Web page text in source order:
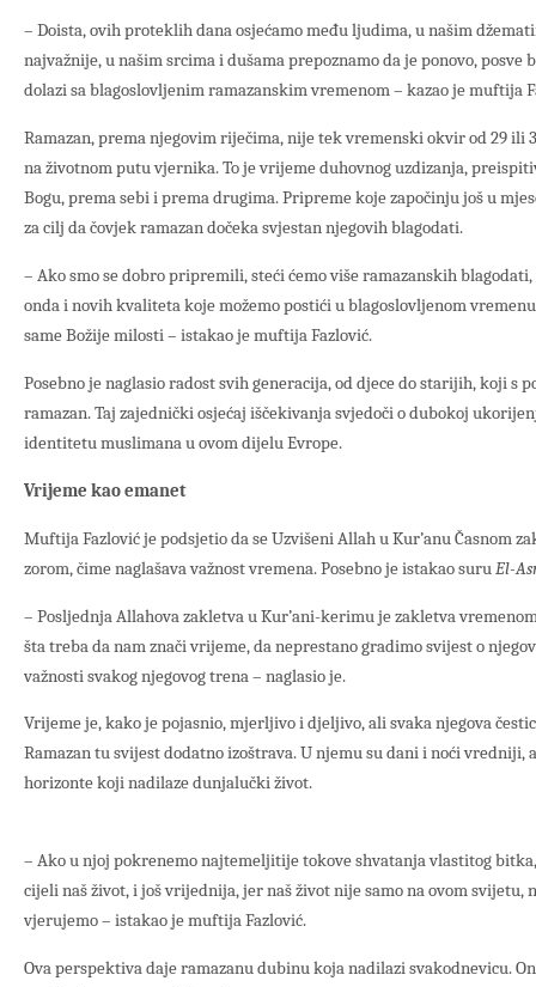
– Doista, ovih proteklih dana osjećamo među ljudima, u našim
najvažnije, u našim srcima i dušama prepoznamo da je ponovo,
dolazi sa blagoslovljenim ramazanskim vremenom – kazao je muftija
Ramazan, prema njegovim riječima, nije tek vremenski okvir od 29 ili
na životnom putu vjernika. To je vrijeme duhovnog uzdizanja,
Bogu, prema sebi i prema drugima. Pripreme koje započinju još u
za cilj da čovjek ramazan dočeka svjestan njegovih blagodati.
– Ako smo se dobro pripremili, steći ćemo više ramazanskih
onda i novih kvaliteta koje možemo postići u blagoslovljenom
same Božije milosti – istakao je muftija Fazlović.
Posebno je naglasio radost svih generacija, od djece do starijih, koji s
ramazan. Taj zajednički osjećaj iščekivanja svjedoči o dubokoj
identitetu muslimana u ovom dijelu Evrope.
Vrijeme kao emanet
Muftija Fazlović je podsjetio da se Uzvišeni Allah u Kur’anu Časnom
zorom, čime naglašava važnost vremena. Posebno je istakao suruEl-
– Posljednja Allahova zakletva u Kur’ani-kerimu je zakletva
šta treba da nam znači vrijeme, da neprestano gradimo svijest o
važnosti svakog njegovog trena – naglasio je.
Vrijeme je, kako je pojasnio, mjerljivo i djeljivo, ali svaka njegova
Ramazan tu svijest dodatno izoštrava. U njemu su dani i noći vredniji,
horizonte koji nadilaze dunjalučki život.
– Ako u njoj pokrenemo najtemeljitije tokove shvatanja vlastitog
cijeli naš život, i još vrijednija, jer naš život nije samo na ovom svijetu,
vjerujemo – istakao je muftija Fazlović.
Ova perspektiva daje ramazanu dubinu koja nadilazi svakodnevicu.